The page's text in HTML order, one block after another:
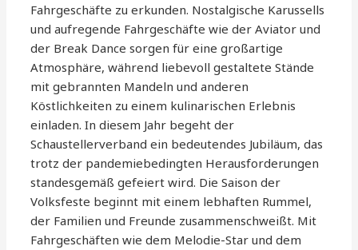
Fahrgeschäfte zu erkunden. Nostalgische Karussells
und aufregende Fahrgeschäfte wie der Aviator und
der Break Dance sorgen für eine großartige
Atmosphäre, während liebevoll gestaltete Stände
mit gebrannten Mandeln und anderen
Köstlichkeiten zu einem kulinarischen Erlebnis
einladen. In diesem Jahr begeht der
Schaustellerverband ein bedeutendes Jubiläum, das
trotz der pandemiebedingten Herausforderungen
standesgemäß gefeiert wird. Die Saison der
Volksfeste beginnt mit einem lebhaften Rummel,
der Familien und Freunde zusammenschweißt. Mit
Fahrgeschäften wie dem Melodie-Star und dem